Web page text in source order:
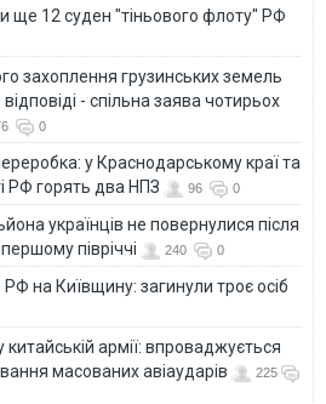
ще 12 суден "тіньового флоту" РФ
захоплення грузинських земель
- спільна заява чотирьох
0
у Краснодарському краї та
РФ горять два НПЗ
96 0
українців не повернулися після
півріччі
240 0
РФ на Київщину: загинули троє осіб
китайській армії: впроваджується
масованих авіаударів
225